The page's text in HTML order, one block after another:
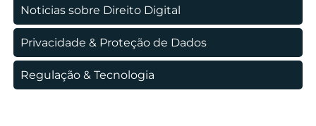
Noticias sobre Direito Digital
Privacidade & Proteção de Dados
Regulação & Tecnologia